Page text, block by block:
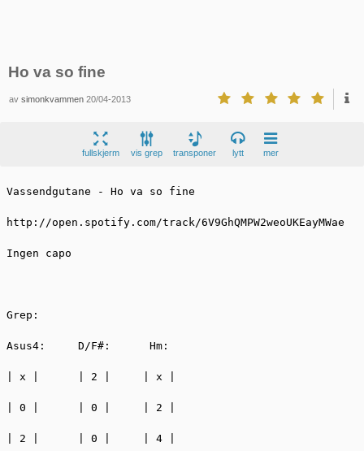
Ho va so fine
avsimonkvammen 20/04-2013
fullskjerm vis grep transponer lytt mer
Vassendgutane - Ho va so fine
http://open.spotify.com/track/6V9GhQMPW2weoUKEayMWae
Ingen capo
Grep:
Asus4:     D/F#:      Hm:
| x |      | 2 |     | x |
| 0 |      | 0 |     | 2 |
| 2 |      | 0 |     | 4 |